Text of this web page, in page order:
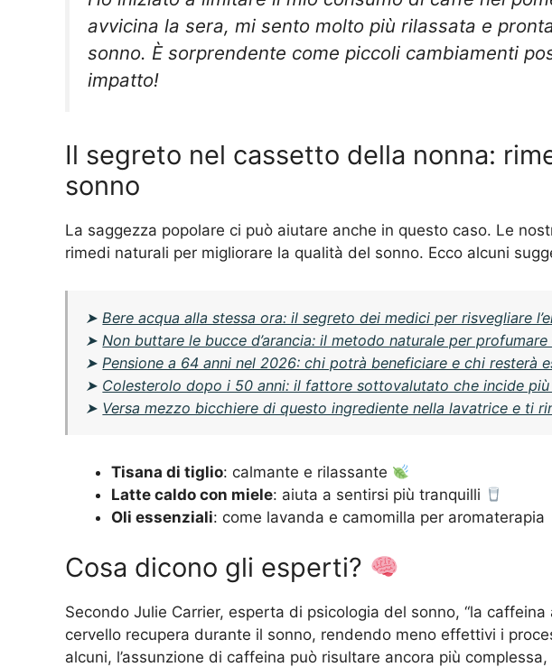
avvicina la sera, mi sento molto più rilassata e
sonno. È sorprendente come piccoli cambiamenti
impatto!
Il segreto nel cassetto della nonna:
sonno
La saggezza popolare ci può aiutare anche in questo caso. Le
rimedi naturali per migliorare la qualità del sonno. Ecco alcuni
➤ Bere acqua alla stessa ora: il segreto dei medici per risvegliare
➤ Non buttare le bucce d’arancia: il metodo naturale per
➤ Pensione a 64 anni nel 2026: chi potrà beneficiare e chi resterà
➤ Colesterolo dopo i 50 anni: il fattore sottovalutato che incide più
➤ Versa mezzo bicchiere di questo ingrediente nella lavatrice e ti
Tisana di tiglio: calmante e rilassante
Latte caldo con miele: aiuta a sentirsi più tranquilli
Oli essenziali: come lavanda e camomilla per aromaterapia
Cosa dicono gli esperti?
Secondo Julie Carrier, esperta di psicologia del sonno, “la
cervello recupera durante il sonno, rendendo meno effettivi i
alcuni, l’assunzione di caffeina può risultare ancora più